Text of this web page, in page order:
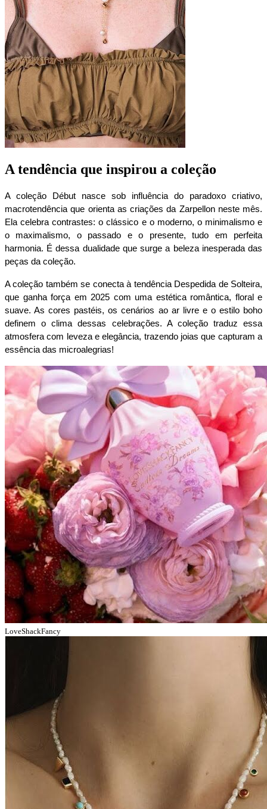
A tendência que inspirou a coleção
A coleção Début nasce sob influência do paradoxo criativo,
macrotendência que orienta as criações da Zarpellon neste mês.
Ela celebra contrastes: o clássico e o moderno, o minimalismo e
o maximalismo, o passado e o presente, tudo em perfeita
harmonia. É dessa dualidade que surge a beleza inesperada das
peças da coleção.
A coleção também se conecta à tendência Despedida de Solteira,
que ganha força em 2025 com uma estética romântica, floral e
suave. As cores pastéis, os cenários ao ar livre e o estilo boho
definem o clima dessas celebrações. A coleção traduz essa
atmosfera com leveza e elegância, trazendo joias que capturam a
essência das microalegrias!
LoveShackFancy